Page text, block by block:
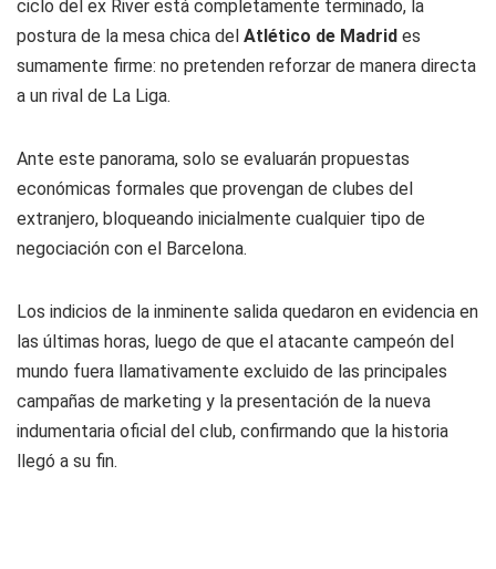
ciclo del ex River está completamente terminado, la
postura de la mesa chica del Atlético de Madrid es
sumamente firme: no pretenden reforzar de manera directa
a un rival de La Liga.
Ante este panorama, solo se evaluarán propuestas
económicas formales que provengan de clubes del
extranjero, bloqueando inicialmente cualquier tipo de
negociación con el Barcelona.
Los indicios de la inminente salida quedaron en evidencia en
las últimas horas, luego de que el atacante campeón del
mundo fuera llamativamente excluido de las principales
campañas de marketing y la presentación de la nueva
indumentaria oficial del club, confirmando que la historia
llegó a su fin.